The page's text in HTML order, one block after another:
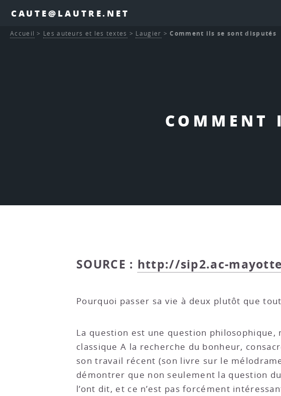
CAUTE@LAUTRE.NET
COMMENT
Accueil > Les auteurs et les textes > Laugier >Comment ils se sont disputés
SOURCE : http://sip2.ac-
Pourquoi passer sa vie à deux plutôt que
La question est une question philosophique,
classique A la recherche du bonheur,
son travail récent (son livre sur le
démontrer que non seulement la question
l’ont dit, et ce n’est pas forcément